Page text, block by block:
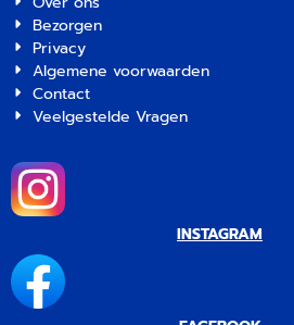
Bezorgen
Privacy
Algemene voorwaarden
Contact
Veelgestelde Vragen
INSTAGRAM